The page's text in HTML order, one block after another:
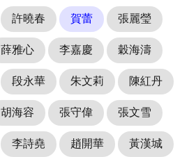
許曉春 賀蕾 張麗瑩
薛雅心 李嘉慶 穀海濤
段永華 朱文莉 陳紅丹
胡海容 張守偉 張文雪
李詩堯 趙開華 黃漢城